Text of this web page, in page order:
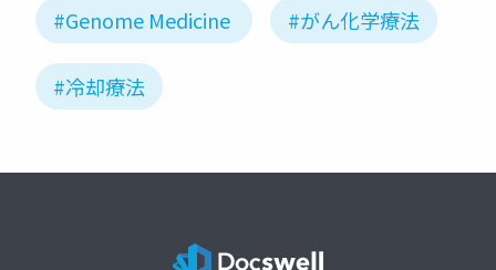
#Genome Medicine #がん化学療法
#冷却療法